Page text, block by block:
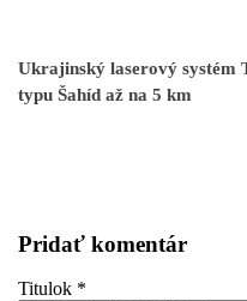
Ukrajinský laserový systém
typu Šahíd až na 5 km
Pridať komentár
Titulok *